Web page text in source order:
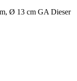
Ø 13 cm GA Dieser